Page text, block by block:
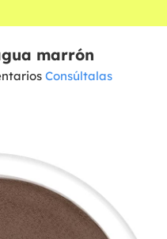
marrón
Consúltalas